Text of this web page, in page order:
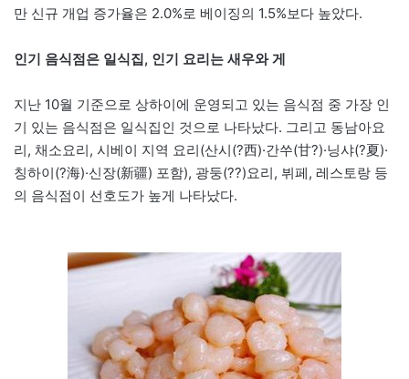
만 신규 개업 증가율은 2.0%로 베이징의 1.5%보다 높았다.
인기 음식점은 일식집, 인기 요리는 새우와 게
지난 10월 기준으로 상하이에 운영되고 있는 음식점 중 가장 인
기 있는 음식점은 일식집인 것으로 나타났다. 그리고 동남아요
리, 채소요리, 시베이 지역 요리(산시(?西)·간쑤(甘?)·닝샤(?夏)·
칭하이(?海)·신장(新疆) 포함), 광둥(??)요리, 뷔페, 레스토랑 등
의 음식점이 선호도가 높게 나타났다.